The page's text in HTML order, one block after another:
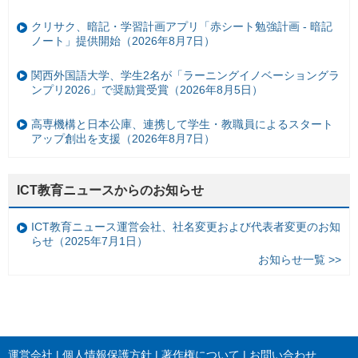
クリサク、暗記・学習計画アプリ「赤シート勉強計画 - 暗記
ノート」提供開始（2026年8月7日）
関西外国語大学、学生2名が「ラーニングイノベーショングラ
ンプリ2026」で奨励賞受賞（2026年8月5日）
高専機構と日本公庫、連携して学生・教職員によるスタート
アップ創出を支援（2026年8月7日）
ICT教育ニュースからのお知らせ
ICT教育ニュース運営会社、社名変更および代表者変更のお知
らせ（2025年7月1日）
お知らせ一覧 >>
運営会社 個人情報保護方針 著作権について お問い合わせ